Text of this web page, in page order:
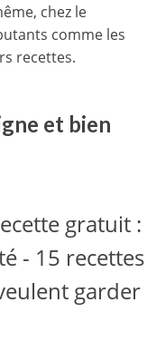
chez le
comme les
recettes.
et bien
gratuit :
- 15 recettes
garder